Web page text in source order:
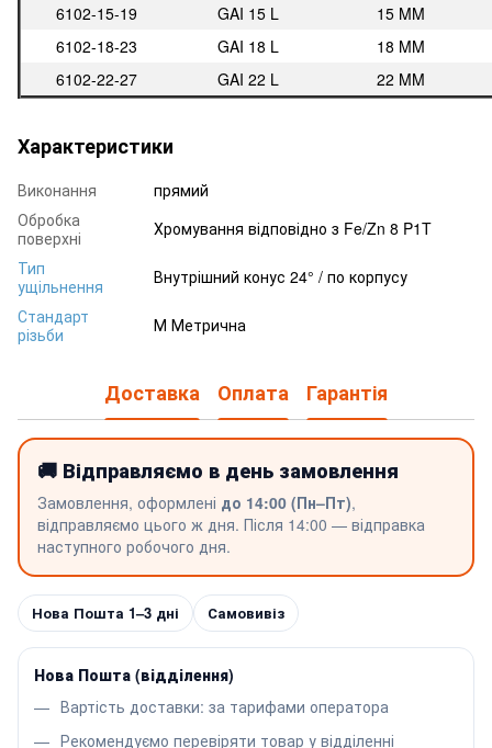
6102-15-19
GAI 15 L
15 MM
6102-18-23
GAI 18 L
18 MM
6102-22-27
GAI 22 L 22 MM
Характеристики
Виконання
прямий
Обробка
поверхні
Хромування відповідно з Fe/Zn 8 P1T
Тип
ущільнення
Внутрішний конус 24° / по корпусу
Стандарт
різьби
М Метрична
Доставка Оплата Гарантія
🚚 Відправляємо в день замовлення
Замовлення, оформлені до 14:00 (Пн–Пт),
відправляємо цього ж дня. Після 14:00 — відправка
наступного робочого дня.
Нова Пошта 1–3 дні Самовивіз
Нова Пошта (відділення)
Вартість доставки: за тарифами оператора
Рекомендуємо перевіряти товар у відділенні